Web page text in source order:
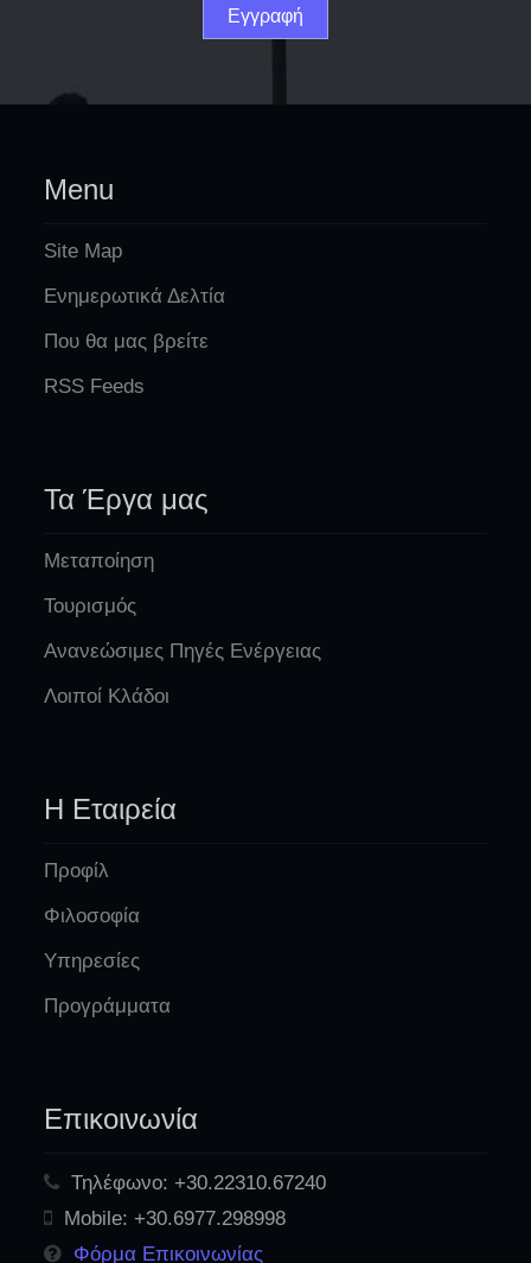
Menu
Site Map
Ενημερωτικά Δελτία
Που θα μας βρείτε
RSS Feeds
Τα Έργα μας
Μεταποίηση
Τουρισμός
Ανανεώσιμες Πηγές Ενέργειας
Λοιποί Κλάδοι
Η Εταιρεία
Προφίλ
Φιλοσοφία
Υπηρεσίες
Προγράμματα
Επικοινωνία
Τηλέφωνο: +30.22310.67240
Mobile: +30.6977.298998
Φόρμα Επικοινωνίας